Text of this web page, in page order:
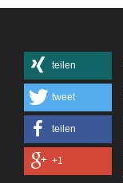
teilen
tweet
teilen
+1